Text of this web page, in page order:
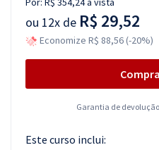
ou 12x de R$ 29,52
Economize R$ 88,56 (-20%)
Garantia de
Este curso inclui: